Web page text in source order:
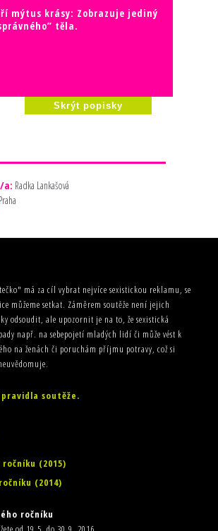
mýtus krásy: Zobrazuje jediný
těla.
Skrýt popisky
a: Radka Lankašová
Praha
má za cíl vybrat nejvíce sexistickou reklamu, se
můžeme setkat. Záměrem soutěže není jejich
odsoudit, ale upozornit je na to, že sexistická
např. na sebepojetí mladých lidí či může vést k
na ženách či poruchám příjmu potravy, což si
soutěže.
(2015)
(2014)
ročníku